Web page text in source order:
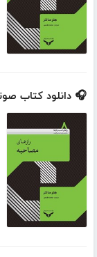
🎧 دانلود کتاب